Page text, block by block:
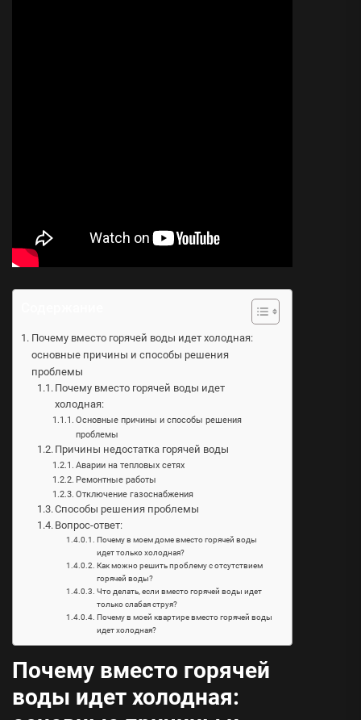
Почему вместо горячей воды идет холодная:
основные причины и способы решения
проблемы
Почему вместо горячей воды идет
холодная:
Основные причины и способы решения
проблемы
Причины недостатка горячей воды
Аварии на тепловых сетях
Ремонтные работы
Отключение газоснабжения
Способы решения проблемы
Вопрос-ответ:
Почему в моем доме вместо горячей воды
идет только холодная?
Как можно решить проблему с отсутствием
горячей воды?
Что делать, если вместо горячей воды идет
только слабая струя?
Почему в моей квартире вместо горячей воды
идет холодная?
Почему вместо горячей
воды идет холодная: